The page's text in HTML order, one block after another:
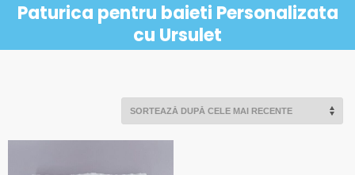
Paturica pentru baieti Personalizata
cu Ursulet